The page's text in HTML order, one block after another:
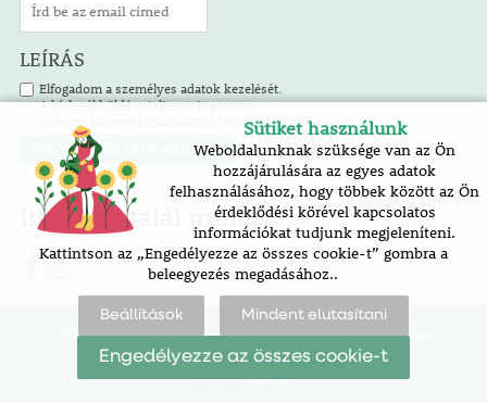
LEÍRÁS
Elfogadom a személyes adatok kezelését.
A hírlevél küldése teljesen ingyenes.
Minden hírlevél tartalmazza a leiratkozás lehetőségét.
Itt is megtalál minket!
Oldaltérkép | akadálymentesítési nyilatkozat |
cookie-
beállítások
SOFICO-CZ, a.s.
Sütiket használunk
Weboldalunknak szüksége van az Ön
hozzájárulására az egyes adatok
felhasználásához, hogy többek között az Ön
érdeklődési körével kapcsolatos
információkat tudjunk megjeleníteni.
Kattintson az „Engedélyezze az összes cookie-t” gombra a
beleegyezés megadásához..
Beállítások Mindent elutasítani
Engedélyezze az összes cookie-t